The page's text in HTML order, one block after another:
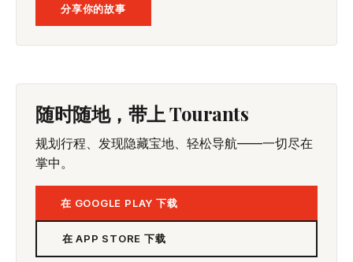
分享你的故事
随时随地，带上 Tourants
规划行程、发现隐藏宝地、轻松导航——一切尽在
掌中。
在 GOOGLE PLAY 下载
在 APP STORE 下载